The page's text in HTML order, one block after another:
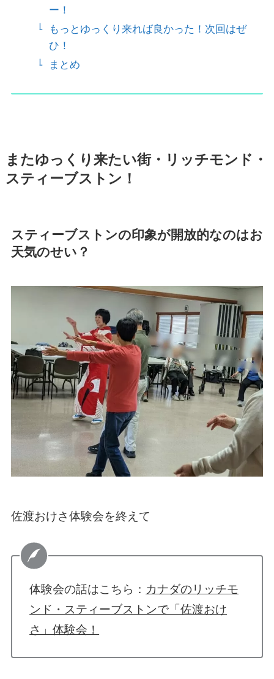
ー！
もっとゆっくり来れば良かった！次回はぜ
ひ！
まとめ
またゆっくり来たい街・リッチモンド・
スティーブストン！
スティーブストンの印象が開放的なのはお
天気のせい？
佐渡おけさ体験会を終えて
体験会の話はこちら： カナダのリッチモ
ンド・スティーブストンで「佐渡おけ
さ」体験会！